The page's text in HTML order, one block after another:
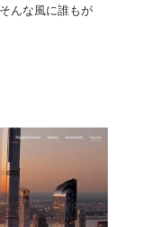
んな風に誰もが